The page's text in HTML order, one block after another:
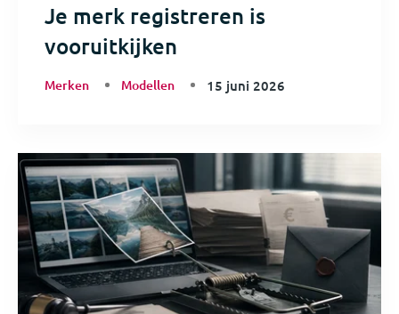
Je merk registreren is
vooruitkijken
Merken Modellen 15 juni 2026